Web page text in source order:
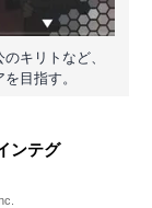
キリトなど、
目指す。
ンテグ